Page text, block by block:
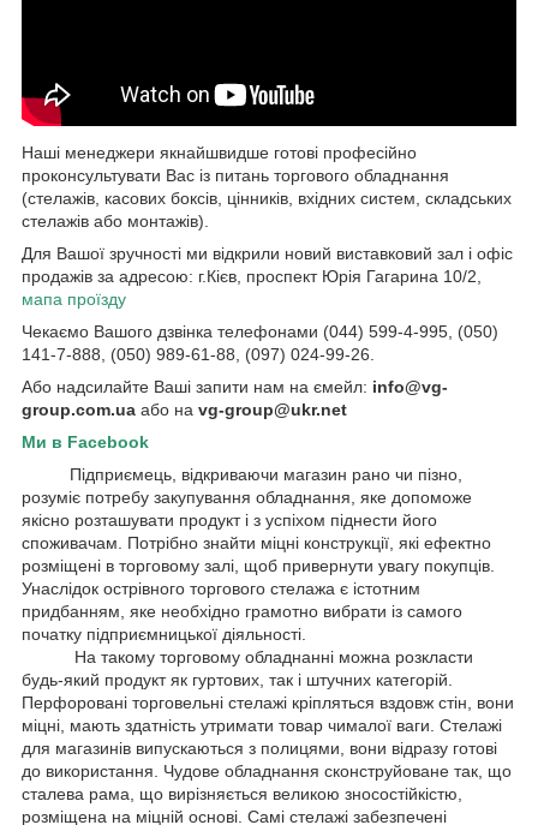
Наші менеджери якнайшвидше готові професійно
проконсультувати Вас із питань торгового обладнання
(стелажів, касових боксів, цінників, вхідних систем, складських
стелажів або монтажів).
Для Вашої зручності ми відкрили новий виставковий зал і офіс
продажів за адресою: г.Кієв, проспект Юрія Гагарина 10/2,
мапа проїзду
Чекаємо Вашого дзвінка телефонами (044) 599-4-995, (050)
141-7-888, (050) 989-61-88, (097) 024-99-26.
Або надсилайте Ваші запити нам на ємейл: info@vg-
group.com.ua або на vg-group@ukr.net
Ми в Facebook
Підприємець, відкриваючи магазин рано чи пізно,
розуміє потребу закупування обладнання, яке допоможе
якісно розташувати продукт і з успіхом піднести його
споживачам. Потрібно знайти міцні конструкції, які ефектно
розміщені в торговому залі, щоб привернути увагу покупців.
Унаслідок острівного торгового стелажа є істотним
придбанням, яке необхідно грамотно вибрати із самого
початку підприємницької діяльності.
На такому торговому обладнанні можна розкласти
будь-який продукт як гуртових, так і штучних категорій.
Перфоровані торговельні стелажі кріпляться вздовж стін, вони
міцні, мають здатність утримати товар чималої ваги. Стелажі
для магазинів випускаються з полицями, вони відразу готові
до використання. Чудове обладнання сконструйоване так, що
сталева рама, що вирізняється великою зносостійкістю,
розміщена на міцній основі. Самі стелажі забезпечені